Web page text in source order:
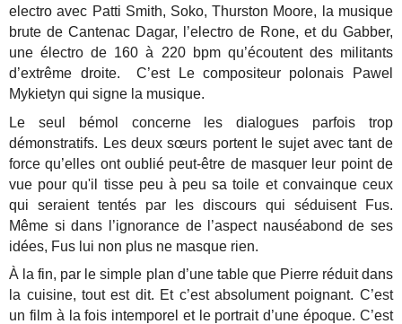
electro avec Patti Smith, Soko, Thurston Moore, la musique
brute de Cantenac Dagar, l’electro de Rone, et du Gabber,
une électro de 160 à 220 bpm qu’écoutent des militants
d’extrême droite. C’est Le compositeur polonais Pawel
Mykietyn qui signe la musique.
Le seul bémol concerne les dialogues parfois trop
démonstratifs. Les deux sœurs portent le sujet avec tant de
force qu’elles ont oublié peut-être de masquer leur point de
vue pour qu'il tisse peu à peu sa toile et convainque ceux
qui seraient tentés par les discours qui séduisent Fus.
Même si dans l’ignorance de l’aspect nauséabond de ses
idées, Fus lui non plus ne masque rien.
À la fin, par le simple plan d’une table que Pierre réduit dans
la cuisine, tout est dit. Et c’est absolument poignant. C’est
un film à la fois intemporel et le portrait d’une époque. C’est